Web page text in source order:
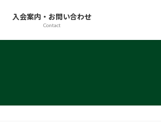
入会案内・お問い合わせ
Contact